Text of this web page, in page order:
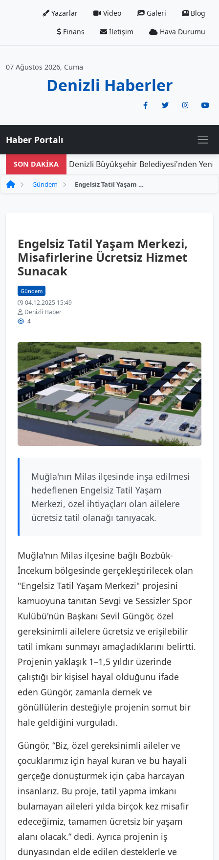
Yazarlar Video Galeri
Blog
Finans
İletişim Hava Durumu
07 Ağustos 2026, Cuma
Denizli Haberler
Haber Portalı
SON DAKİKA Denizli Büyükşehir Belediyesi'nden Yeni
Gündem Engelsiz Tatil Yaşam Merkezi, Misafirlerine Ücretsiz Hizmet Sunacak
Engelsiz Tatil Yaşam Merkezi,
Misafirlerine Ücretsiz Hizmet
Sunacak
Gündem
04.12.2025 15:49
Denizli Haber
4
Muğla'nın Milas ilçesinde inşa edilmesi
hedeflenen Engelsiz Tatil Yaşam
Merkezi, özel ihtiyaçları olan ailelere
ücretsiz tatil olanağı tanıyacak.
Muğla'nın Milas ilçesine bağlı Bozbük-
İncekum bölgesinde gerçekleştirilecek olan
"Engelsiz Tatil Yaşam Merkezi" projesini
kamuoyuna tanıtan Sevgi ve Sessizler Spor
Kulübü'nün Başkanı Sevil Güngör, özel
gereksinimli ailelere ücretsiz ve erişilebilir
tatil imkanı sunmayı amaçladıklarını belirtti.
Projenin yaklaşık 1–1,5 yıldır üzerinde
çalıştığı bir kişisel hayal olduğunu ifade
eden Güngör, zamanla dernek ve
gönüllülerin desteğiyle projenin somut bir
hale geldiğini vurguladı.
Güngör, “Biz, özel gereksinimli aileler ve
çocuklarımız için hayal kuran ve bu hayali
gerçeğe dönüştürmek için çaba harcayan
insanlarız. Bu proje, tatil yapma imkanı
bulamayan aileleri yılda birçok kez misafir
edeceğimiz, tamamen ücretsiz bir yaşam
alanı olacak.” dedi. Ayrıca projenin iş
dünyasından elde edilen desteklerle ve